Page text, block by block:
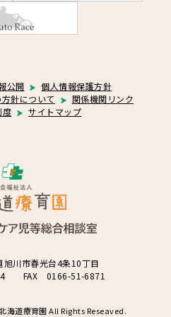
公開
個人情報保護方針
針について
関係機関リンク
度
サイトマップ
川市春光台4条10丁目
FAX 0166-51-6871
海道療育園 All Rights Reseaved.